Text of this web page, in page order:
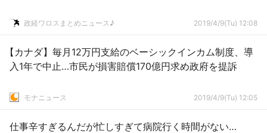
政経ワロスまとめニュース♪ 2019/4/9(Tu) 12:08
【カナダ】毎月12万円支給のベーシックインカム制度、導
入1年で中止…市民が損害賠償170億円求め政府を提訴
モナニュース 2019/4/9(Tu) 12:05
仕事辛すぎるんだが忙しすぎて病院行く時間がない…